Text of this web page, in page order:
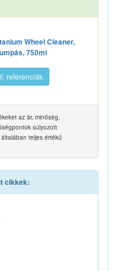
Wheel Cleaner,
750ml
referenciák
az ár, minőség,
súlyozott
teljes értékű
cikkek: